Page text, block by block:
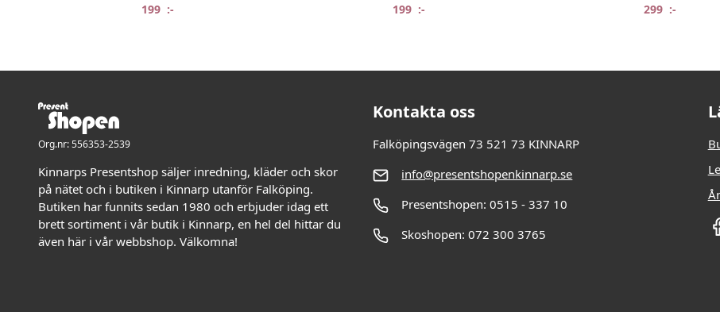
199 :- 199 :- 299 :-
Org.nr: 556353-2539
Kinnarps Presentshop säljer inredning, kläder och skor
på nätet och i butiken i Kinnarp utanför Falköping.
Butiken har funnits sedan 1980 och erbjuder idag ett
brett sortiment i vår butik i Kinnarp, en hel del hittar du
även här i vår webbshop. Välkomna!
Kontakta oss
Falköpingsvägen 73 521 73 KINNARP
info@presentshopenkinnarp.se
Presentshopen: 0515 - 337 10
Skoshopen: 072 300 3765